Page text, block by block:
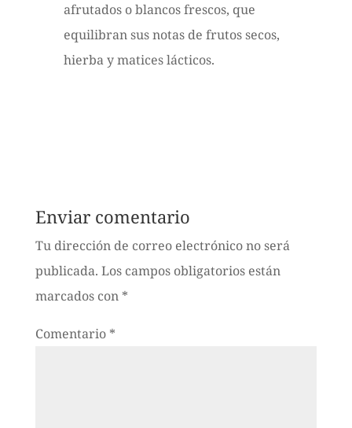
afrutados o blancos frescos, que
equilibran sus notas de frutos secos,
hierba y matices lácticos.
Enviar comentario
Tu dirección de correo electrónico no será
publicada. Los campos obligatorios están
marcados con *
Comentario *